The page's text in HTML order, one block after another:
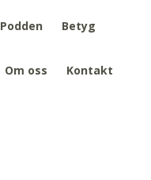
Podden Betyg
Om oss Kontakt